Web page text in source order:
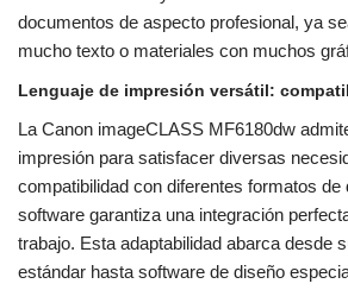
documentos de aspecto profesional, ya
mucho texto o materiales con muchos
Lenguaje de impresión versátil:
La Canon imageCLASS MF6180dw
impresión para satisfacer diversas
compatibilidad con diferentes formatos
software garantiza una integración
trabajo. Esta adaptabilidad abarca desde
estándar hasta software de diseño